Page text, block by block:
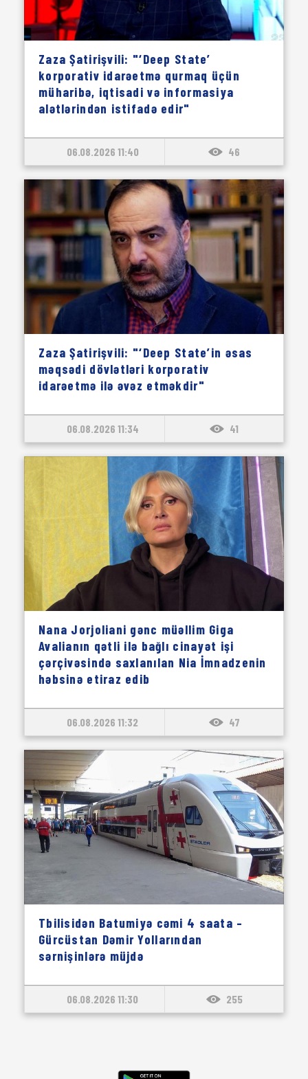
Zaza Şatirişvili: "‘Deep State’
korporativ idarəetmə qurmaq üçün
müharibə, iqtisadi və informasiya
alətlərindən istifadə edir"
06.08.2026 11:40 46
Zaza Şatirişvili: "‘Deep State’in əsas
məqsədi dövlətləri korporativ
idarəetmə ilə əvəz etməkdir"
06.08.2026 11:34 41
Nana Jorjoliani gənc müəllim Giga
Avalianın qətli ilə bağlı cinayət işi
çərçivəsində saxlanılan Nia İmnadzenin
həbsinə etiraz edib
06.08.2026 11:32 47
Tbilisidən Batumiyə cəmi 4 saata –
Gürcüstan Dəmir Yollarından
sərnişinlərə müjdə
06.08.2026 11:30 255